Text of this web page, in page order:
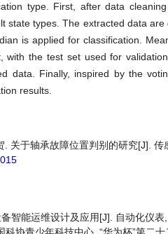
type. First, after data
state types. The extracted data
is applied for classification.
with the test set used for
data. Finally, inspired by the
results.
关于轴承故障位置判别的研究[J].
智能运维设计及应用[J]. 自动化仪